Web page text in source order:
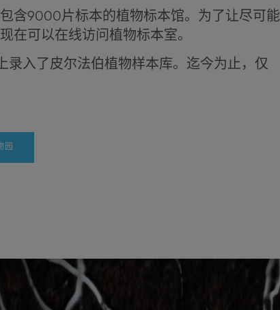
含9000片标本的植物标本馆。为了让尽可能
在可以在线访问植物标本室。
录入了皮尔法伯植物样本库。迄今为止，仅
园